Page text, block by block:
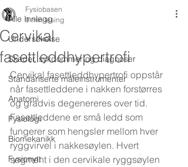
Alle Innlegg
Undersøkelse
Skader, sykdommer og diagnoser
Standariserte måleinstrumenter
Anatomi
Fysiologi
Biomekanikk
Fysionytt
Cervikal
fasettleddhypertrofi
Fysiobasen
9 min lesing
Cervikal fasettleddhypertrofi oppstår
når fasettleddene i nakken forstørres
og gradvis degenereres over tid.
Fasettleddene er små ledd som
fungerer som hengsler mellom hver
ryggvirvel i nakkesøylen. Hvert
segment i den cervikale ryggsøylen